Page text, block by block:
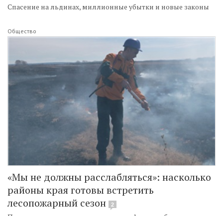
Спасение на льдинах, миллионные убытки и новые законы
Общество
«Мы не должны расслабляться»: насколько
районы края готовы встретить
лесопожарный сезон
2